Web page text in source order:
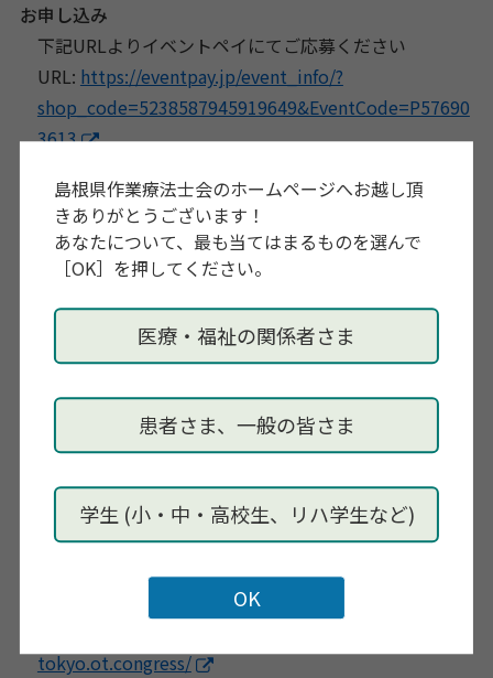
島根県作業療法士会のホームページへお越し頂
きありがとうございます！
あなたについて、最も当てはまるものを選んで
［OK］を押してください。
医療・福祉の関係者さま
患者さま、一般の皆さま
学生 (小・中・高校生、リハ学生など)
お申し込み
下記URLよりイベントペイにてご応募ください
URL: https://eventpay.jp/event_info/?
shop_code=5238587945919649&EventCode=P57690
3613
申し込み期限
【事前登録期間】2024年年５月１日（水）～７月13日
（土）23時59分
一般社団法人 東京都作業療法士会
tokyo.ot.congress@gmail.com
内容・その他
【学会公式ホームページ】https://sites.
google.com/view/tokyo-ot-congress20/
https://twitter.com/
tokyo.ot.congress/